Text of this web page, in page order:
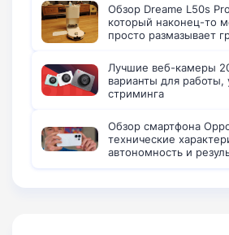
Обзор Dreame L50s
который наконец-то
просто размазывает
Лучшие веб-камеры
варианты для работы,
стриминга
Обзор смартфона
технические
автономность и